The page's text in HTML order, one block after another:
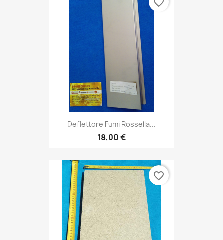
Deflettore Fumi Rossella...
18,00 €
favorite_border